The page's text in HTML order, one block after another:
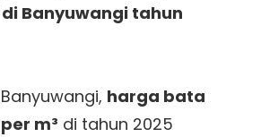
di Banyuwangi tahun
harga bata
m³ di tahun 2025